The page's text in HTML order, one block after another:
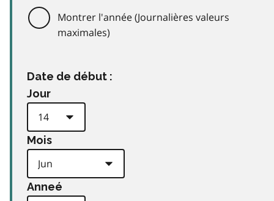
Montrer l'année (Journalières valeurs
maximales)
Date de début :
Jour
Mois
Anneé